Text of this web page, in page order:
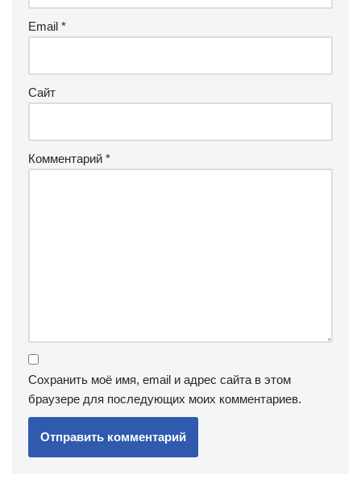
Email *
Сайт
Комментарий *
Сохранить моё имя, email и адрес сайта в этом
браузере для последующих моих комментариев.